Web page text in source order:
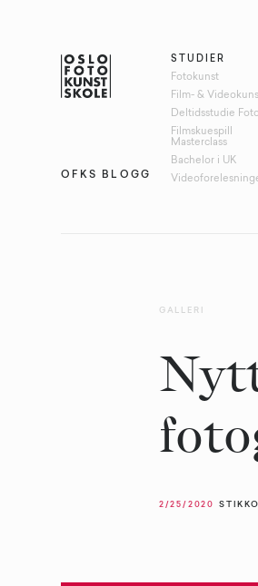
STUDIER
Fotokunst
Film- &
Deltidsstudie
Filmskuespill
Masterclass
Bachelor i UK
OFKS BLOGG
GALLERI
2/25/2020